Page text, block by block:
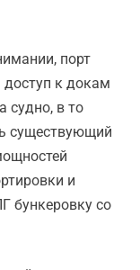
порт
доступ к докам
судно, в то
существующий
и
бункеровку со